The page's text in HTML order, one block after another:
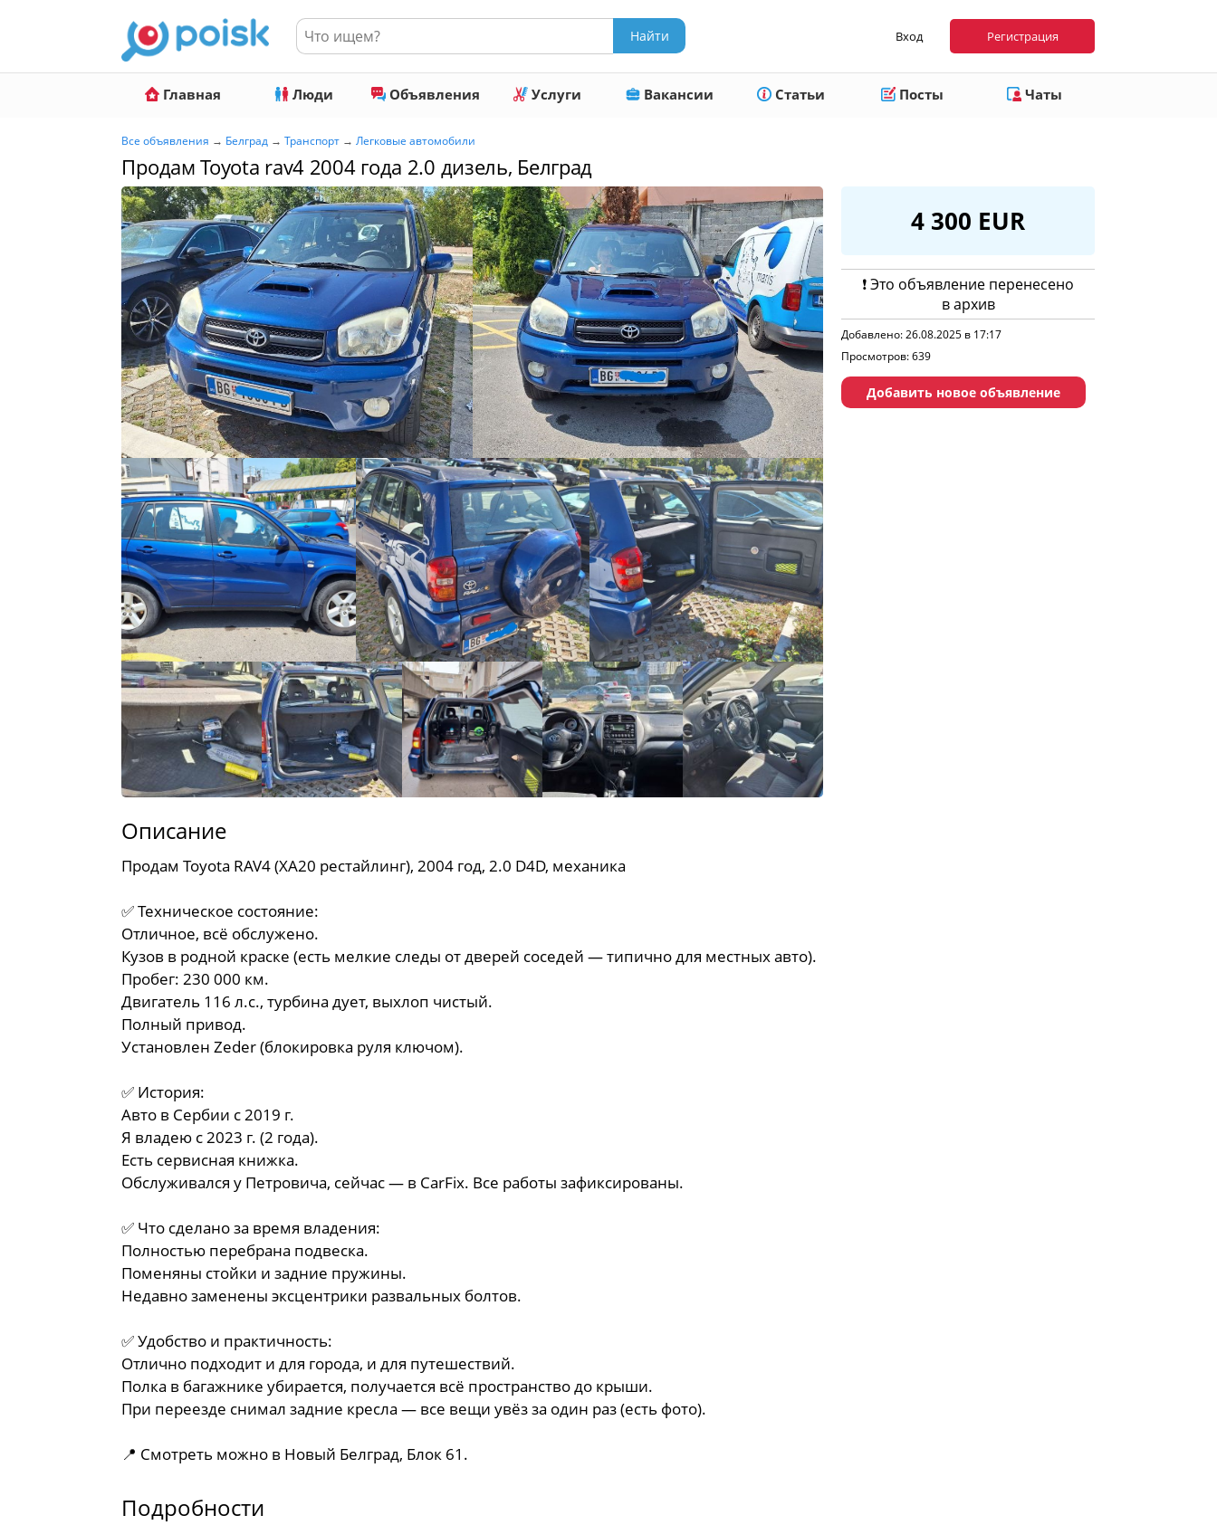
Вход Регистрация
Главная Люди Объявления Услуги Вакансии Статьи Посты Чаты
Все объявления → Белград →Транспорт →Легковые автомобили
Продам Toyota rav4 2004 года 2.0 дизель, Белград
Описание
Продам Toyota RAV4 (XA20 рестайлинг), 2004 год, 2.0 D4D, механика
✅ Техническое состояние:
Отличное, всё обслужено.
Кузов в родной краске (есть мелкие следы от дверей соседей — типично для местных авто).
Пробег: 230 000 км.
Двигатель 116 л.с., турбина дует, выхлоп чистый.
Полный привод.
Установлен Zeder (блокировка руля ключом).
✅ История:
Авто в Сербии с 2019 г.
Я владею с 2023 г. (2 года).
Есть сервисная книжка.
Обслуживался у Петровича, сейчас — в CarFix. Все работы зафиксированы.
✅ Что сделано за время владения:
Полностью перебрана подвеска.
Поменяны стойки и задние пружины.
Недавно заменены эксцентрики развальных болтов.
✅ Удобство и практичность:
Отлично подходит и для города, и для путешествий.
Полка в багажнике убирается, получается всё пространство до крыши.
При переезде снимал задние кресла — все вещи увёз за один раз (есть фото).
📍 Смотреть можно в Новый Белград, Блок 61.
Подробности
4 300 EUR
❗️ Это объявление перенесено
в архив
Добавлено: 26.08.2025 в 17:17
Просмотров: 639
Добавить новое объявление